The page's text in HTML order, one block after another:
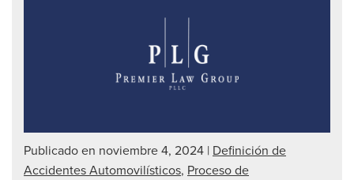
Publicado en noviembre 4, 2024 | Definición de
Accidentes Automovilísticos, Proceso de